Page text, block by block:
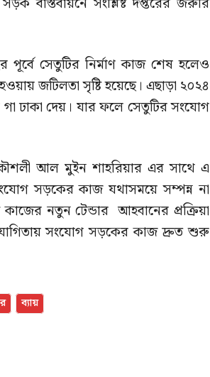
সেতুটির নির্মাণ কাজ শেষ হলেও
জটিলতা সৃষ্টি হয়েছে। এছাড়া ২০২৪
ঢাকা দেয়। যার ফলে সেতুটির সংযোগ
আল মুইন শাহরিয়ার এর সাথে এ
সড়কের কাজ যথাসময়ে সম্পন্ন না
নতুন টেন্ডার আহবানের প্রক্রিয়া
সংযোগ সড়কের কাজ দ্রুত শুরু
ব্যায়